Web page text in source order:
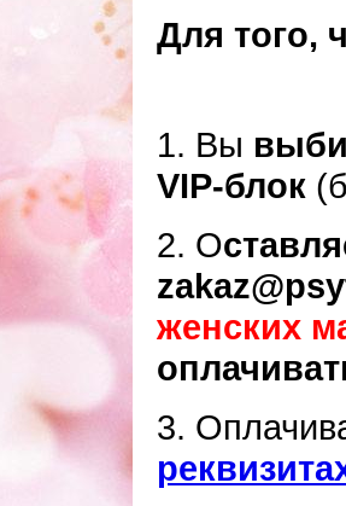
Для того,
1. Вы
VIP-блок
2. О
женских
3.